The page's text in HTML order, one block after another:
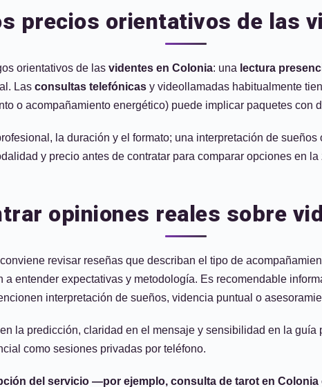
precios orientativos de las
orientativos de las videntes en Colonia: una lectura
Las consultas telefónicas y videollamadas habitualmente
o acompañamiento energético) puede implicar paquetes con
la duración y el formato; una interpretación de
y precio antes de contratar para comparar opciones en la
opiniones reales sobre
revisar reseñas que describan el tipo de
entender expectativas y metodología. Es recomendable
interpretación de sueños, videncia puntual o
la predicción, claridad en el mensaje y sensibilidad en la
como sesiones privadas por teléfono.
del servicio —por ejemplo, consulta de tarot en